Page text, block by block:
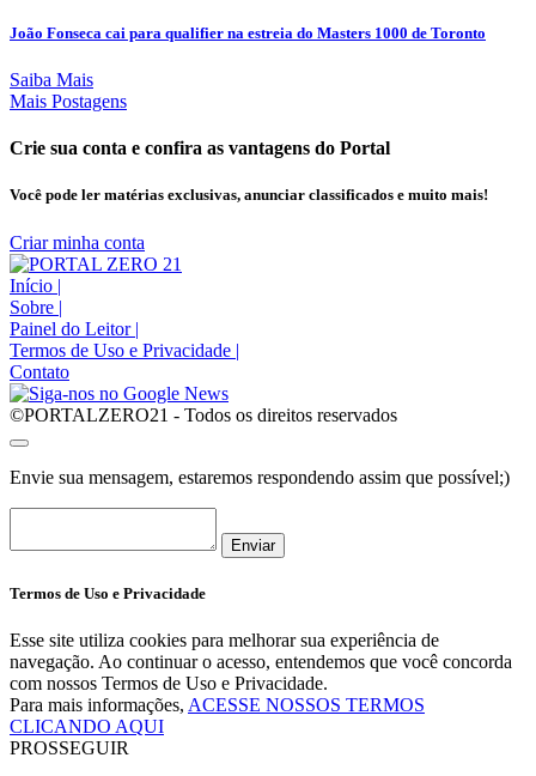
João Fonseca cai para qualifier na estreia do Masters 1000 de Toronto
Saiba Mais
Mais Postagens
Crie sua conta e confira as vantagens do Portal
Você pode ler matérias exclusivas, anunciar classificados e muito mais!
Criar minha conta
Início |
Sobre |
Painel do Leitor |
Termos de Uso e Privacidade |
Contato
©PORTALZERO21 - Todos os direitos reservados
Envie sua mensagem, estaremos respondendo assim que possível;)
Enviar
Termos de Uso e Privacidade
Esse site utiliza cookies para melhorar sua experiência de
navegação. Ao continuar o acesso, entendemos que você concorda
com nossos Termos de Uso e Privacidade.
Para mais informações, ACESSE NOSSOS TERMOS
CLICANDO AQUI
PROSSEGUIR